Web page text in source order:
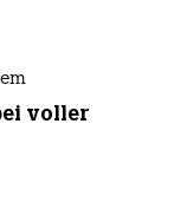
voller